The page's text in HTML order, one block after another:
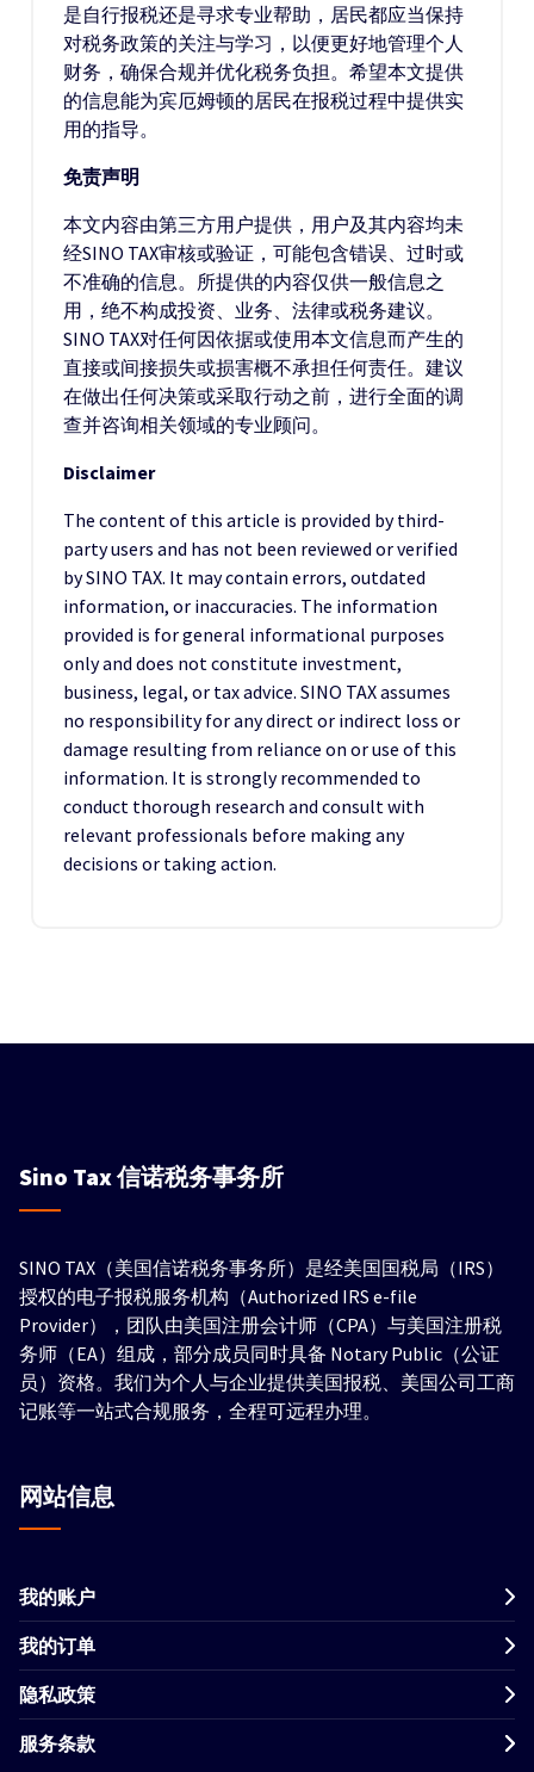
是自行报税还是寻求专业帮助，居民都应当保持
对税务政策的关注与学习，以便更好地管理个人
财务，确保合规并优化税务负担。希望本文提供
的信息能为宾厄姆顿的居民在报税过程中提供实
用的指导。
免责声明
本文内容由第三方用户提供，用户及其内容均未
经SINO TAX审核或验证，可能包含错误、过时或
不准确的信息。所提供的内容仅供一般信息之
用，绝不构成投资、业务、法律或税务建议。
SINO TAX对任何因依据或使用本文信息而产生的
直接或间接损失或损害概不承担任何责任。建议
在做出任何决策或采取行动之前，进行全面的调
查并咨询相关领域的专业顾问。
Disclaimer
The content of this article is provided by third-
party users and has not been reviewed or verified
by SINO TAX. It may contain errors, outdated
information, or inaccuracies. The information
provided is for general informational purposes
only and does not constitute investment,
business, legal, or tax advice. SINO TAX assumes
no responsibility for any direct or indirect loss or
damage resulting from reliance on or use of this
information. It is strongly recommended to
conduct thorough research and consult with
relevant professionals before making any
decisions or taking action.
Sino Tax信诺税务事务所
SINO TAX（美国信诺税务事务所）是经美国国税局（IRS）
授权的电子报税服务机构（Authorized IRS e-file
Provider），团队由美国注册会计师（CPA）与美国注册税
务师（EA）组成，部分成员同时具备 Notary Public（公证
员）资格。我们为个人与企业提供美国报税、美国公司工商
记账等一站式合规服务，全程可远程办理。
网站信息
我的账户
我的订单
隐私政策
服务条款